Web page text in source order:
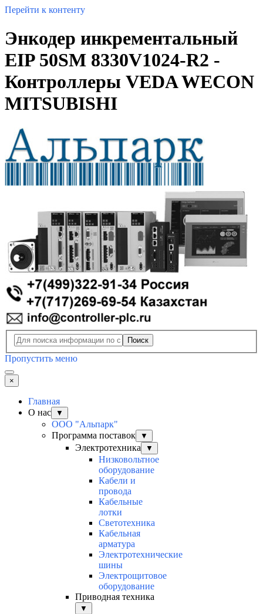
Перейти к контенту
Энкодер инкрементальный
EIP 50SM 8330V1024-R2 -
Контроллеры VEDA WECON
MITSUBISHI
Поиск
Пропустить меню
×
Главная
О нас
▼
ООО "Альпарк"
Программа поставок
▼
Электротехника ▼
Низковольтное
оборудование
Кабели и
провода
Кабельные
лотки
Светотехника
Кабельная
арматура
Электротехнические
шины
Электрощитовое
оборудование
Приводная техника
▼